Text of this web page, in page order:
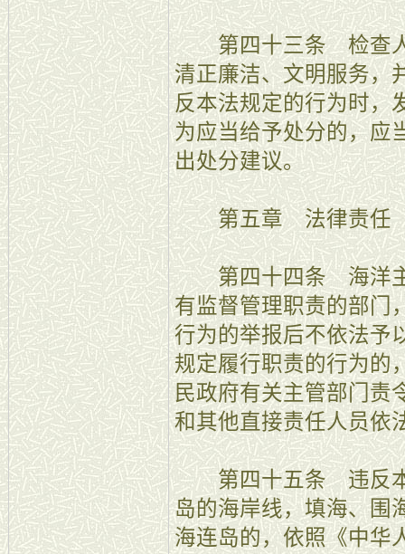
第四十三条 检查人
清正廉洁、文明服务，
反本法规定的行为时，
为应当给予处分的，应
出处分建议。
第五章 法律责任
第四十四条 海洋主
有监督管理职责的部门
行为的举报后不依法予
规定履行职责的行为的
民政府有关主管部门责
和其他直接责任人员依
第四十五条 违反本
岛的海岸线，填海、围
海连岛的，依照《中华